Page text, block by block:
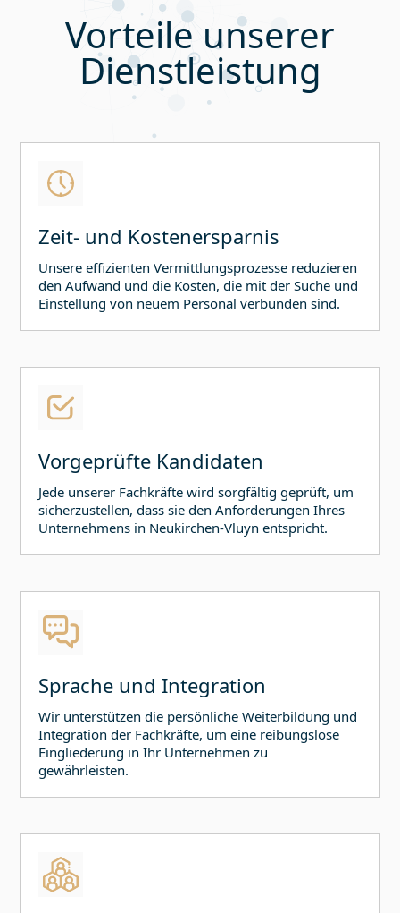
Vorteile unserer
Dienstleistung
Zeit- und Kostenersparnis
Unsere effizienten Vermittlungsprozesse reduzieren
den Aufwand und die Kosten, die mit der Suche und
Einstellung von neuem Personal verbunden sind.
Vorgeprüfte Kandidaten
Jede unserer Fachkräfte wird sorgfältig geprüft, um
sicherzustellen, dass sie den Anforderungen Ihres
Unternehmens in Neukirchen-Vluyn entspricht.
Sprache und Integration
Wir unterstützen die persönliche Weiterbildung und
Integration der Fachkräfte, um eine reibungslose
Eingliederung in Ihr Unternehmen zu
gewährleisten.